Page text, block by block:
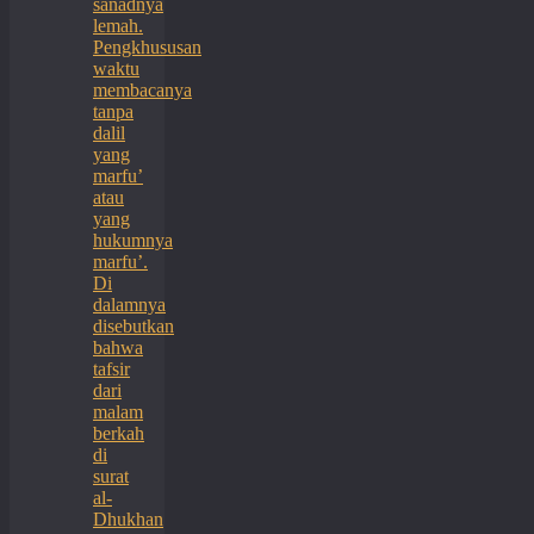
sanadnya
lemah.
Pengkhususan
waktu
membacanya
tanpa
dalil
yang
marfu’
atau
yang
hukumnya
marfu’.
Di
dalamnya
disebutkan
bahwa
tafsir
dari
malam
berkah
di
surat
al-
Dhukhan